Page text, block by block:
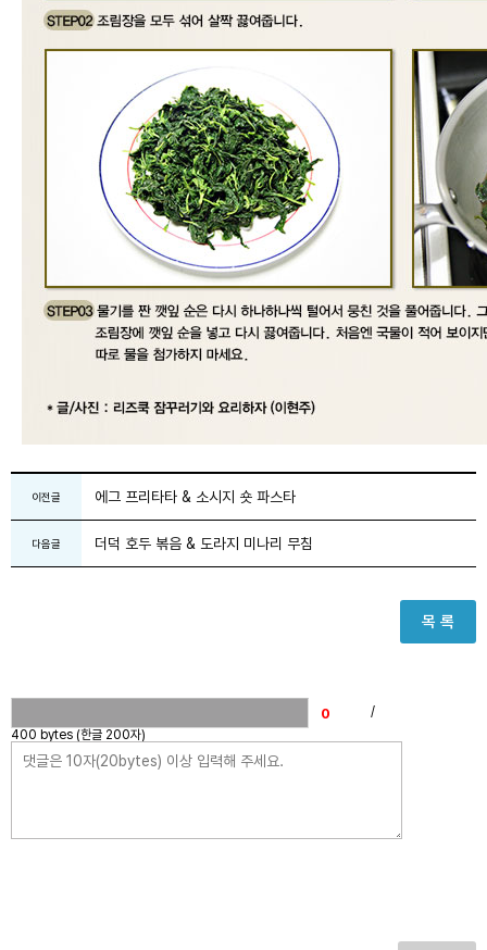
이전글 에그 프리타타 & 소시지 숏 파스타
다음글 더덕 호두 볶음 & 도라지 미나리 무침
목 록
/
400 bytes (한글 200자)